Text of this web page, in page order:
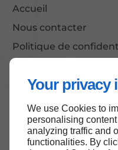
Your privacy
We use Cookies to
personalising
analyzing traffic and
functionalities. By
Accueil
Nous contacter
Politique de